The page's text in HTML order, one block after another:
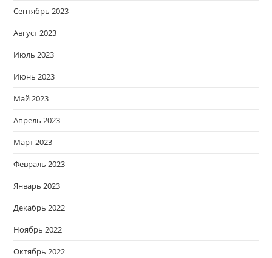
Сентябрь 2023
Август 2023
Июль 2023
Июнь 2023
Май 2023
Апрель 2023
Март 2023
Февраль 2023
Январь 2023
Декабрь 2022
Ноябрь 2022
Октябрь 2022